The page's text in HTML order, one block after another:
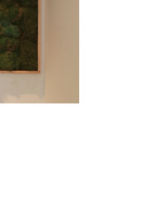
会社概要
スタッフ紹介